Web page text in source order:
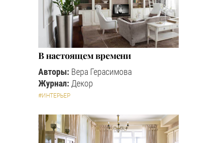
В настоящем времени
Авторы: Вера Герасимова
Журнал: Декор
#ИНТЕРЬЕР